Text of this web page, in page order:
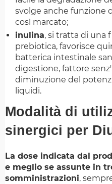
svolge anche funzione
così marcato;
inulina, si tratta di una
prebiotica, favorisce
batterica intestinale
digestione, fattore
diminuzione del
liquidi.
Modalità di
sinergici per
La dose indicata dal
e meglio se assunte in
somministrazioni,